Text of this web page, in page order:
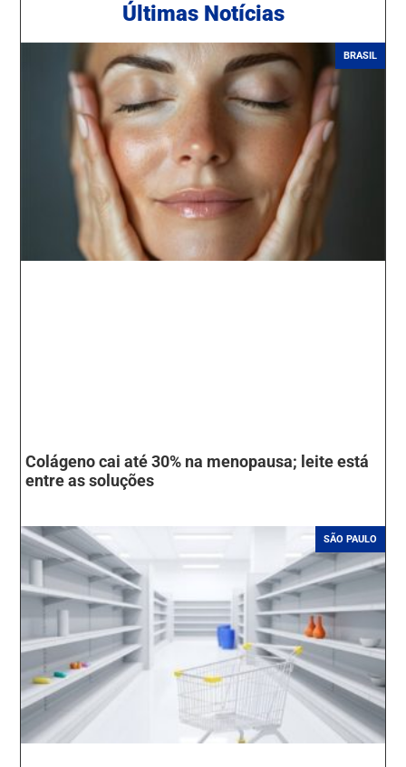
Ú ltimas Notícias
BRASIL
Colágeno cai até 30% na menopausa; leite está
entre as soluções
SÃO PAULO